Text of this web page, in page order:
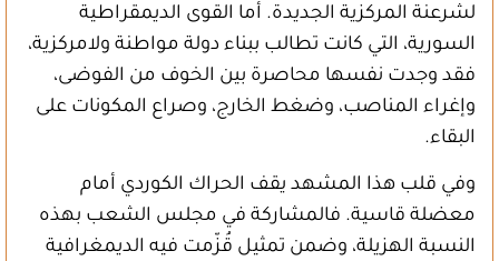
لشرعنة المركزية الجديدة. أما القوى الديمقراطية
السورية، التي كانت تطالب ببناء دولة مواطنة ولامركزية،
فقد وجدت نفسها محاصرة بين الخوف من الفوضى،
وإغراء المناصب، وضغط الخارج، وصراع المكونات على
البقاء.
وفي قلب هذا المشهد يقف الحراك الكوردي أمام
معضلة قاسية. فالمشاركة في مجلس الشعب بهذه
النسبة الهزيلة، وضمن تمثيل قُزّمت فيه الديمغرافية